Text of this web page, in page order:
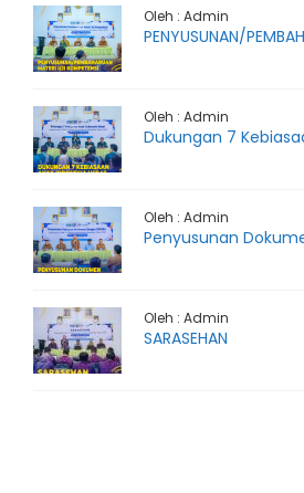
Oleh : Admin
PENYUSUNAN/
Oleh : Admin
Dukungan 7
Oleh : Admin
Penyusunan
Oleh : Admin
SARASEHAN